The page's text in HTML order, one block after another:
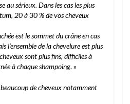
au sérieux. Dans les cas les plus
20 à 30 % de vos cheveux
est le sommet du crâne en cas
l’ensemble de la chevelure est plus
sont plus fins, difficiles à
à chaque shampoing. »
de cheveux notamment